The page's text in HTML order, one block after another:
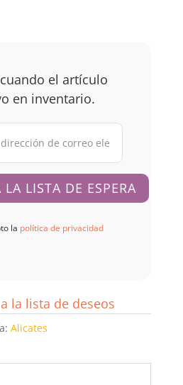
el artículo
en inventario.
la política de privacidad
la lista de deseos
Alicates